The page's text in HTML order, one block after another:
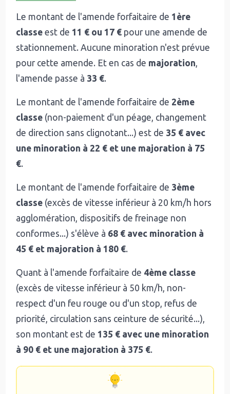
Le montant de l'amende forfaitaire de 1ère
classe est de 11 € ou 17 € pour une amende de
stationnement. Aucune minoration n'est prévue
pour cette amende. Et en cas de majoration
l'amende passe à 33 €.
Le montant de l'amende forfaitaire de 2ème
classe (non-paiement d'un péage, changement
de direction sans clignotant...) est de 35 € avec
une minoration à 22 € et une majoration à 75
€.
Le montant de l'amende forfaitaire de 3ème
classe (excès de vitesse inférieur à 20 km/h hors
agglomération, dispositifs de freinage non
conformes...) s'élève à 68 € avec minoration à
45 € et majoration à 180 €.
Quant à l'amende forfaitaire de 4ème classe
(excès de vitesse inférieur à 50 km/h, non-
respect d'un feu rouge ou d'un stop, refus de
priorité, circulation sans ceinture de sécurité...),
son montant est de 135 € avec une minoration
à 90 € et une majoration à 375 €.